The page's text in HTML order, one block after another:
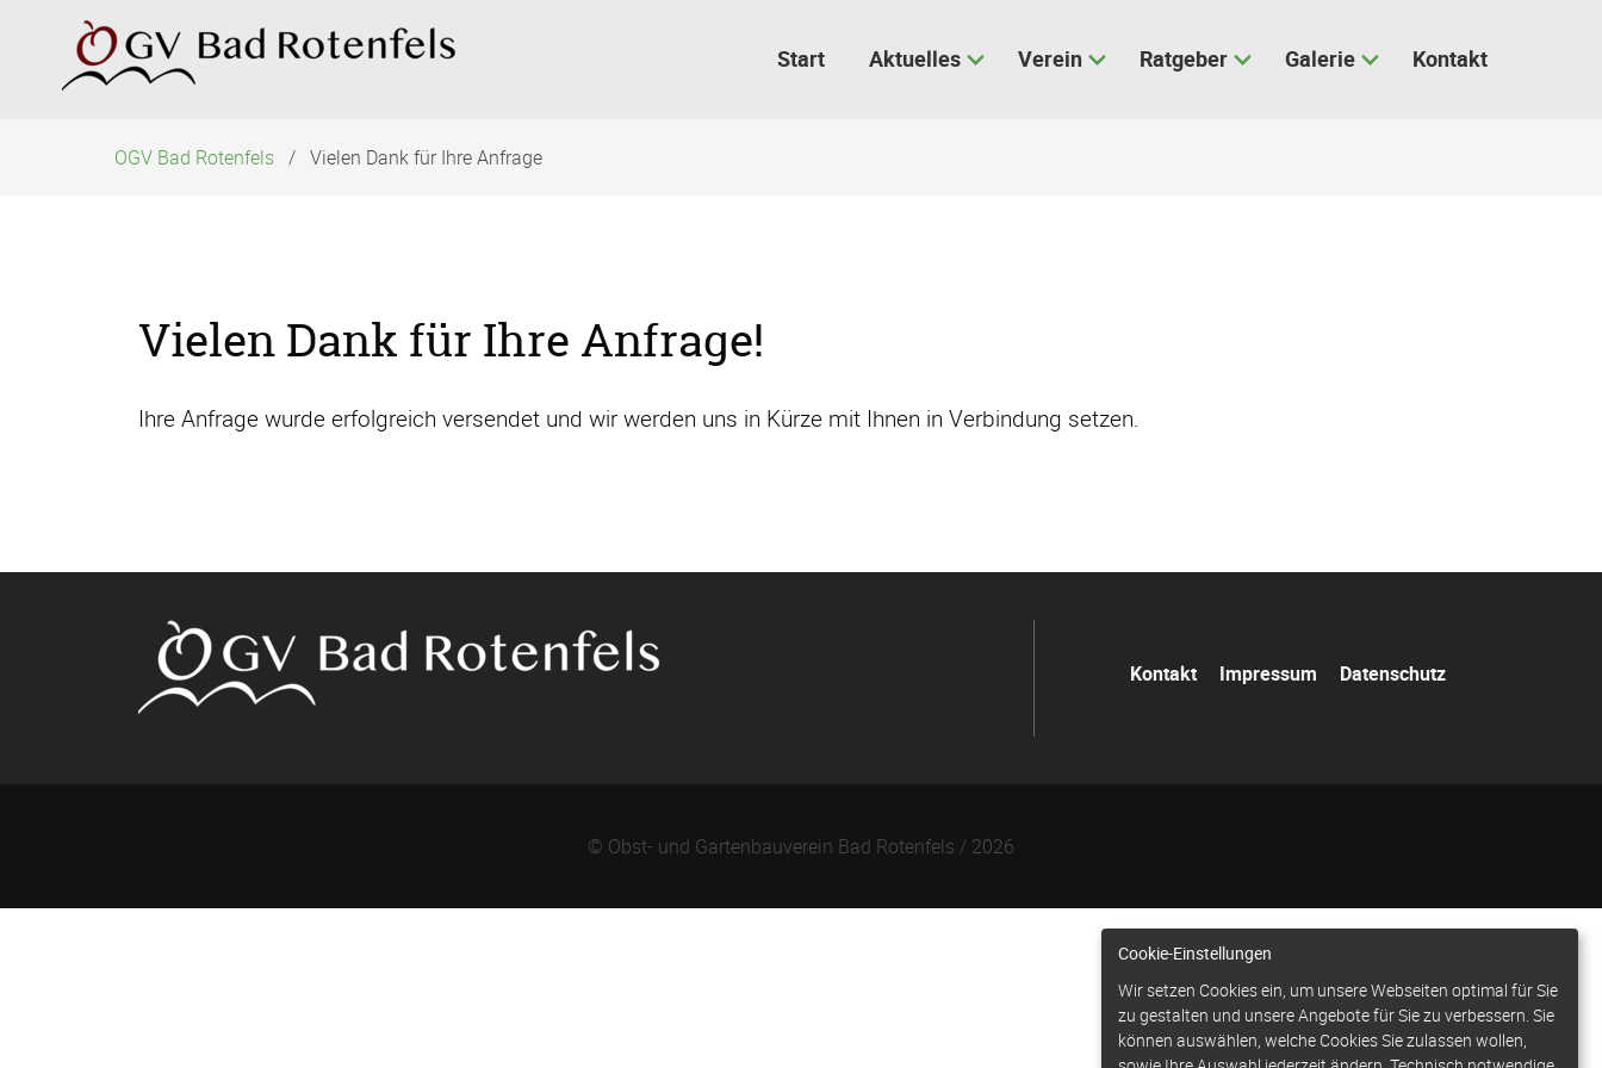
Navigation
überspringen
Start Aktuelles Verein Ratgeber Galerie Kontakt
OGV Bad Rotenfels Vielen Dank für Ihre Anfrage
Vielen Dank für Ihre Anfrage!
Ihre Anfrage wurde erfolgreich versendet und wir werden uns in Kürze mit Ihnen in Verbindung setzen.
Kontakt Impressum Datenschutz
© Obst- und Gartenbauverein Bad Rotenfels / 2026
Cookie-Einstellungen
Wir setzen Cookies ein, um unsere Webseiten optimal für Sie
zu gestalten und unsere Angebote für Sie zu verbessern. Sie
können auswählen, welche Cookies Sie zulassen wollen,